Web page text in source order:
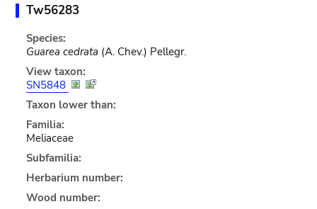
Tw56283
Species:
Guarea cedrata (A. Chev.) Pellegr.
View taxon:
SN5848
Taxon lower than:
Familia:
Meliaceae
Subfamilia:
Herbarium number:
Wood number: